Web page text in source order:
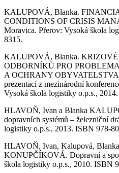
KALUPOVÁ, Blanka.
CONDITIONS OF CRISIS
Moravica. Přerov: Vysoká škola
8315.
KALUPOVÁ, Blanka.
ODBORNÍKŮ PRO
A OCHRANY OBYVATELSTVA.
prezentací z mezinárodní
Vysoká škola logistiky o.p.s.,
HLAVOŇ, Ivan a Blanka
dopravních systémů – železniční
logistiky o.p.s., 2013. ISBN 978-
HLAVOŇ, Ivan, Kalupová,
KONUPČÍKOVÁ. Dopravní a
škola logistiky o.p.s., 2010. ISBN